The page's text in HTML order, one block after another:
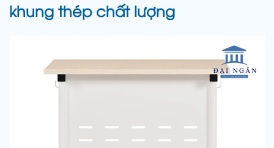
khung thép chất lượng